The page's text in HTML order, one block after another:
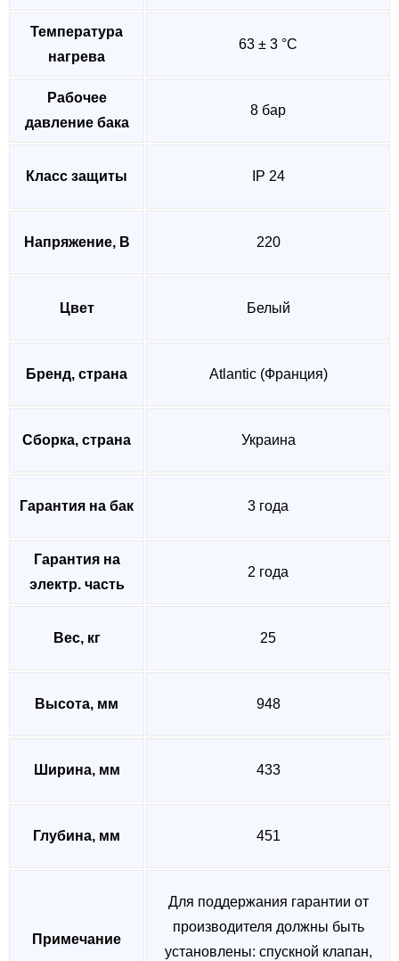
Температура
нагрева
63 ± 3 °C
Рабочее
давление бака
8 бар
Класс защиты IP 24
Напряжение, В 220
Цвет Белый
Бренд, страна Atlantic (Франция)
Сборка, страна Украина
Гарантия на бак 3 года
Гарантия на
электр. часть
2 года
Вес, кг 25
Высота, мм 948
Ширина, мм 433
Глубина, мм 451
Примечание
Для поддержания гарантии от
производителя должны быть
установлены: спускной клапан,